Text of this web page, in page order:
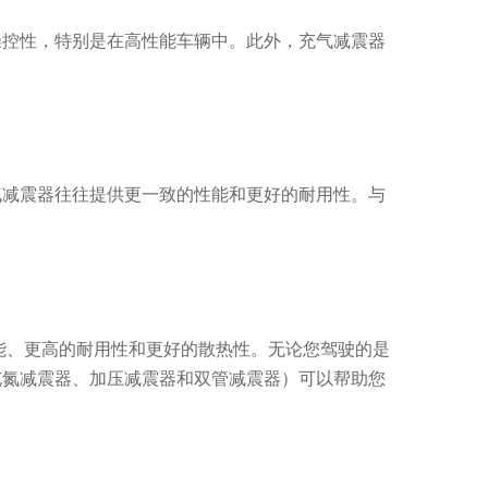
性，特别是在高性能车辆中。此外，充气减震器
震器往往提供更一致的性能和更好的耐用性。与
更高的耐用性和更好的散热性。无论您驾驶的是
减震器、加压减震器和双管减震器）可以帮助您